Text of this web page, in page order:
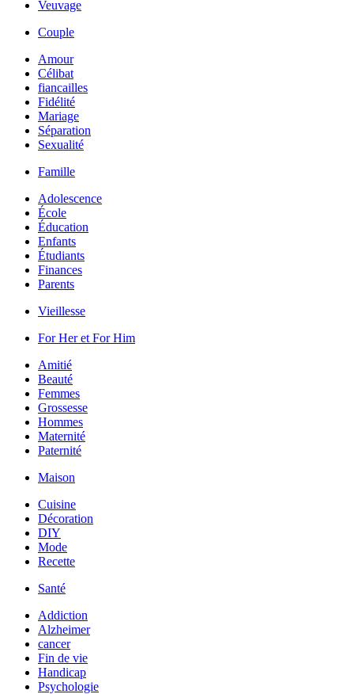
Veuvage
Couple
Amour
Célibat
fiancailles
Fidélité
Mariage
Séparation
Sexualité
Famille
Adolescence
École
Éducation
Enfants
Étudiants
Finances
Parents
Vieillesse
For Her et For Him
Amitié
Beauté
Femmes
Grossesse
Hommes
Maternité
Paternité
Maison
Cuisine
Décoration
DIY
Mode
Recette
Santé
Addiction
Alzheimer
cancer
Fin de vie
Handicap
Psychologie